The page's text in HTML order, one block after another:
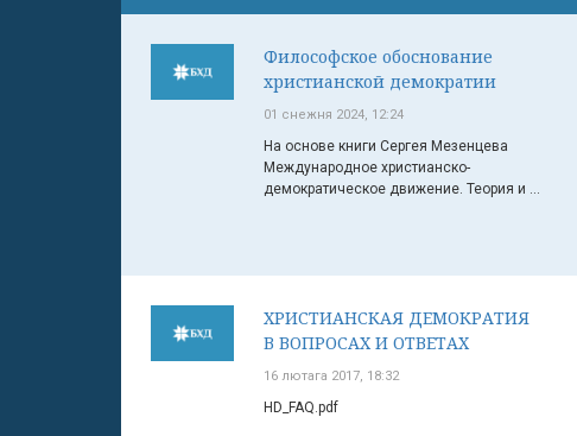
Философское обоснование
христианской демократии
01 снежня 2024, 12:24
На основе книги Сергея Мезенцева
Международное христианско-
демократическое движение. Теория и ...
ХРИСТИАНСКАЯ ДЕМОКРАТИЯ
В ВОПРОСАХ И ОТВЕТАХ
16 лютага 2017, 18:32
HD_FAQ.pdf